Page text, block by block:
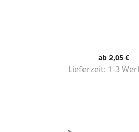
ab 2,05 €
Lieferzeit: 1-3